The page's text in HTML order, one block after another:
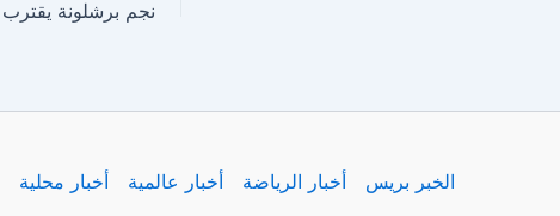
الخبر بريس أخبار الرياضة أخبار عالمية أخبار محلية